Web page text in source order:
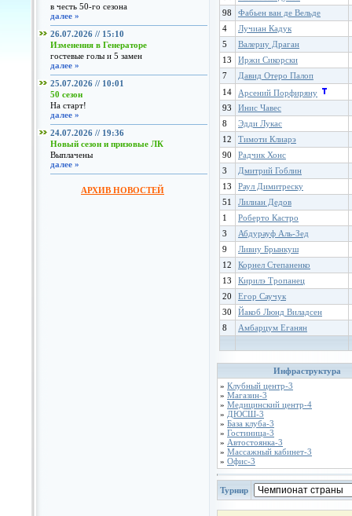
в честь 50-го сезона
далее »
26.07.2026 // 15:10
Изменения в Генераторе
гостевые голы и 5 замен
далее »
25.07.2026 // 10:01
50 сезон
На старт!
далее »
24.07.2026 // 19:36
Новый сезон и призовые ЛК
Выплачены
далее »
АРХИВ НОВОСТЕЙ
98
Фабьен ван де Вельде
4
Лучиан Кадук
5
Валериу Драган
13
Иржи Сикорски
7
Давид Отеро Палоп
14
Арсений Порфиряну
93
Инис Чавес
8
Эдди Лукас
12
Тимоти Клиарэ
90
Радчик Хонс
3
Дмитрий Гоблин
13
Раул Димитреску
51
Лилиан Дедов
1
Роберто Кастро
3
Абдурауф Аль-Зед
9
Ливиу Брынкуш
12
Корнел Степаненко
13
Кирилэ Тропанец
20
Егор Саучук
30
Йакоб Люнд Виладсен
8
Амбарцум Еганян
Инфраструктура
» Клубный центр-3
» Магазин-3
» Медицинский центр-4
» ДЮСШ-3
» База клуба-3
» Гостиница-3
» Автостоянка-3
» Массажный кабинет-3
» Офис-3
Турнир